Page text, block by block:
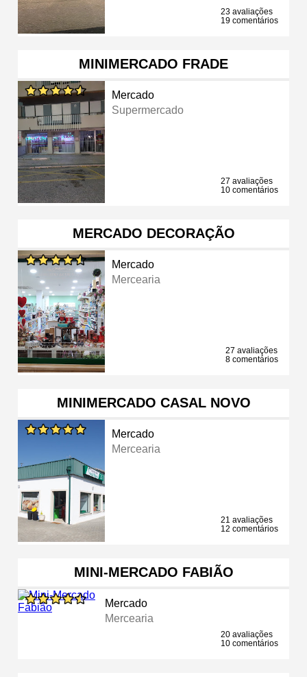
23 avaliações
19 comentários
MINIMERCADO FRADE
Mercado
Supermercado
27 avaliações
10 comentários
MERCADO DECORAÇÃO
Mercado
Mercearia
27 avaliações
8 comentários
MINIMERCADO CASAL NOVO
Mercado
Mercearia
21 avaliações
12 comentários
MINI-MERCADO FABIÃO
Mercado
Mercearia
20 avaliações
10 comentários